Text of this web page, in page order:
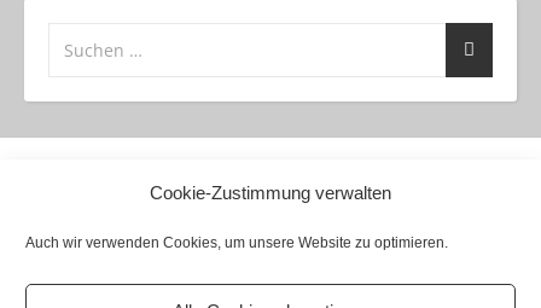
Cookie-Zustimmung verwalten
Auch wir verwenden Cookies, um unsere Website zu optimieren.